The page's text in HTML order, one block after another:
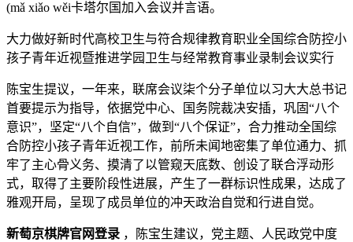
(mǎ xiǎo wěi卡塔尔国加入会议并言语。
大力做好新时代高校卫生与符合规律教育职业全国综合防控小
孩子青年近视暨推进学园卫生与经常教育事业录制会议实行
陈宝生提议，一年来，联席会议柒个分子单位以习大大总书记
首要提示为指导，依据党中心、国务院裁决安插，巩固“八个
意识”，坚定“八个自信”，做到“八个保证”，合力推动全国综
合防控小孩子青年近视工作，前所未闻地密集了单位通力、抓
牢了主心骨义务、摸清了以管窥天底数、创设了联合浮动形
式，取得了主要阶段性进展，产生了一群标识性成果，达成了
雅观开局，呈现了成员单位的冲天政治自觉和行进自觉。
新萄京棋牌官网登录 ，陈宝生建议，党主题、人民政党中度